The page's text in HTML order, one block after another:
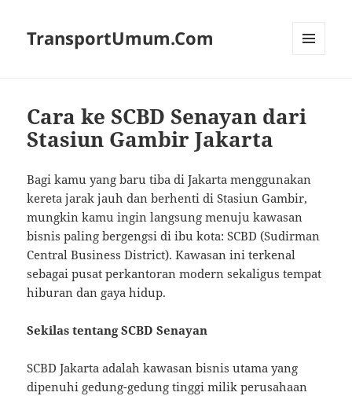
TransportUmum.Com
Cara ke SCBD Senayan dari
Stasiun Gambir Jakarta
Bagi kamu yang baru tiba di Jakarta menggunakan
kereta jarak jauh dan berhenti di Stasiun Gambir,
mungkin kamu ingin langsung menuju kawasan
bisnis paling bergengsi di ibu kota: SCBD (Sudirman
Central Business District). Kawasan ini terkenal
sebagai pusat perkantoran modern sekaligus tempat
hiburan dan gaya hidup.
Sekilas tentang SCBD Senayan
SCBD Jakarta adalah kawasan bisnis utama yang
dipenuhi gedung-gedung tinggi milik perusahaan